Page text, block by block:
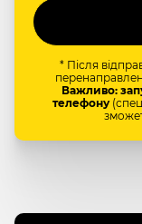
* Після
Важливо:
телефону